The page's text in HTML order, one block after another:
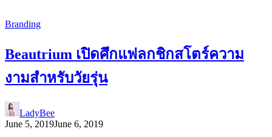
Branding
Beautrium เปิดศึกแฟลกชิกสโตร์ความ
งามสำหรับวัยรุ่น
LadyBee
June 5, 2019June 6, 2019